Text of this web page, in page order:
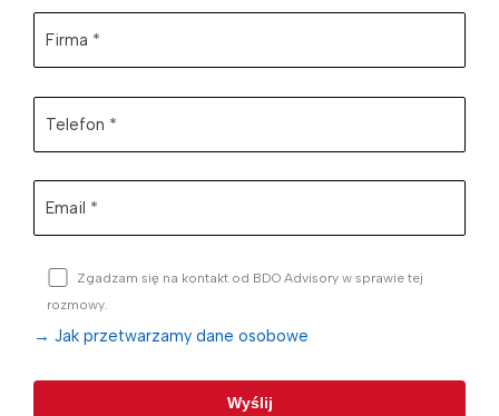
Zgadzam się na kontakt od BDO Advisory w sprawie tej
rozmowy.
→ Jak przetwarzamy dane osobowe